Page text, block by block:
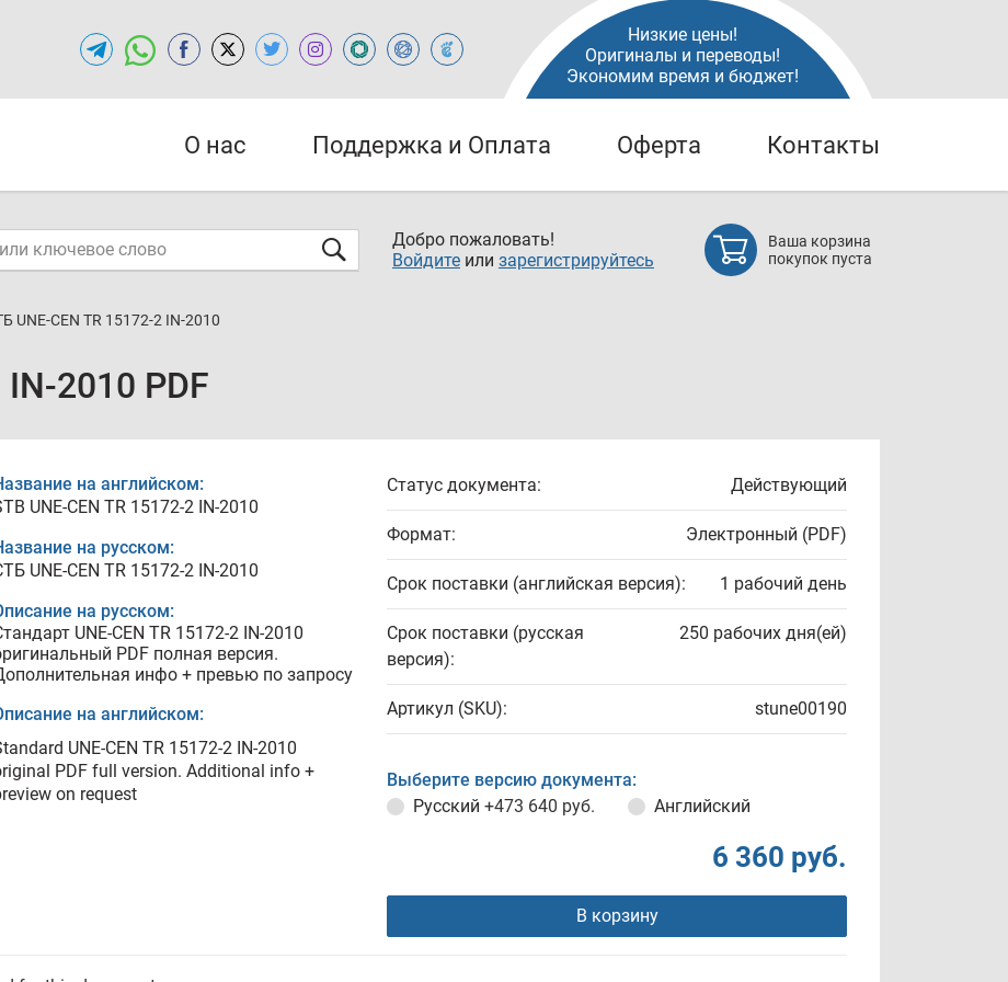
Низкие цены!
Оригиналы и переводы!
Экономим время и бюджет!
О нас Поддержка и Оплата Оферта Контакты
Добро пожаловать!
Войдите или зарегистрируйтесь
Ваша корзина
покупок пуста
UNE-CEN TR 15172-2 IN-2010
IN-2010 PDF
на английском:
UNE-CEN TR 15172-2 IN-2010
на русском:
UNE-CEN TR 15172-2 IN-2010
на русском:
UNE-CEN TR 15172-2 IN-2010
PDF полная версия.
инфо + превью по запросу
на английском:
UNE-CEN TR 15172-2 IN-2010
PDF full version. Additional info +
on request
Статус документа: Действующий
Формат: Электронный (PDF)
Срок поставки (английская версия): 1 рабочий день
Срок поставки (русская
версия):
250 рабочих дня(ей)
Артикул (SKU): stune00190
Выберите версию документа:
Русский +473 640 руб. Английский
6 360 руб.
В корзину